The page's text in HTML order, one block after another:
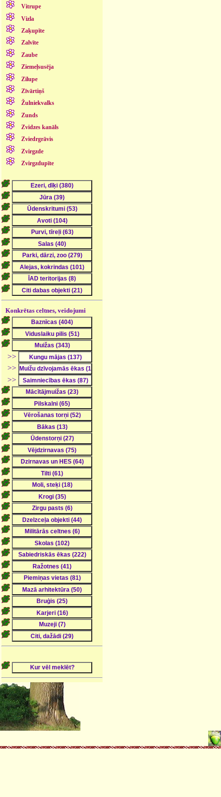
Vitrupe
Vizla
Zaķupīte
Zalvīte
Zaube
Ziemeļsusēja
Zilupe
Zīvārtiņš
Žulniekvalks
Zunds
Zvidzes kanāls
Zviedrgrāvis
Zvirgzde
Zvirgzdupīte
Konkrētas celtnes, veidojumi
>>
>>
>>